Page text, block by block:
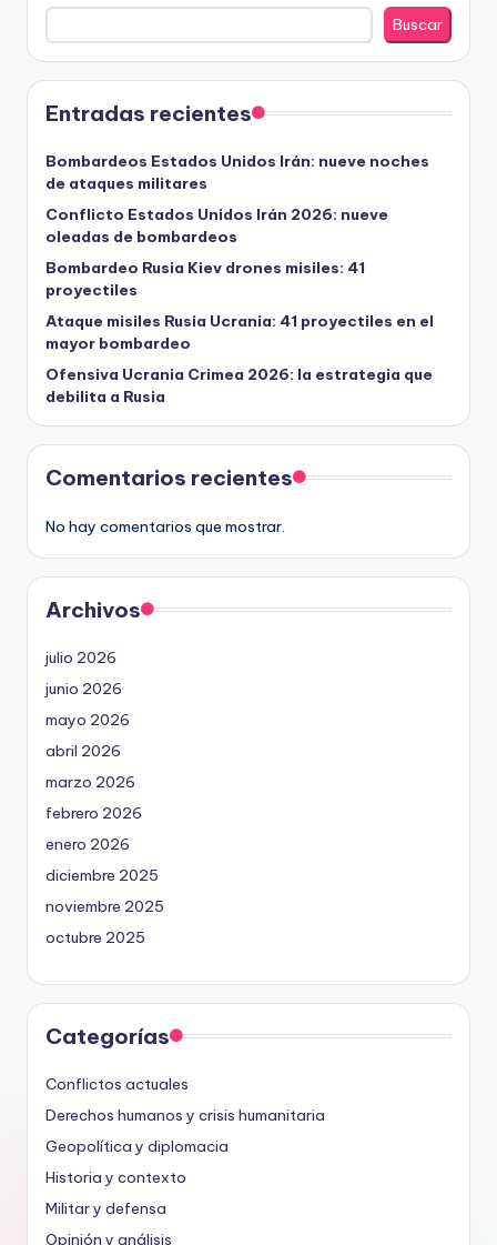
Buscar
Entradas recientes
Bombardeos Estados Unidos Irán: nueve noches
de ataques militares
Conflicto Estados Unidos Irán 2026: nueve
oleadas de bombardeos
Bombardeo Rusia Kiev drones misiles: 41
proyectiles
Ataque misiles Rusia Ucrania: 41 proyectiles en el
mayor bombardeo
Ofensiva Ucrania Crimea 2026: la estrategia que
debilita a Rusia
Comentarios recientes
No hay comentarios que mostrar.
Archivos
julio 2026
junio 2026
mayo 2026
abril 2026
marzo 2026
febrero 2026
enero 2026
diciembre 2025
noviembre 2025
octubre 2025
Categorías
Conflictos actuales
Derechos humanos y crisis humanitaria
Geopolítica y diplomacia
Historia y contexto
Militar y defensa
Opinión y análisis